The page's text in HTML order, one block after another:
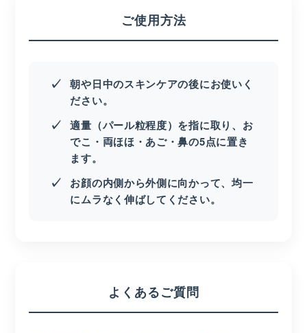
ご使用方法
朝や日中のスキンケアの後にお使いく
ださい。
適量（パール粒程度）を指に取り、お
でこ・両ほほ・あご・鼻の5点に置き
ます。
お顔の内側から外側に向かって、均一
にムラなく伸ばしてください。
よくあるご質問